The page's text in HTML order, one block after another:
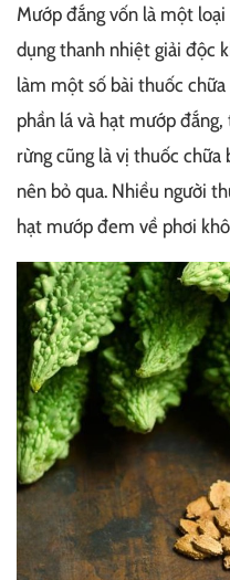
Mướp đắng vốn là một
dụng thanh nhiệt giải độc
làm một số bài thuốc
phần lá và hạt mướp
rừng cũng là vị thuốc
nên bỏ qua. Nhiều người
hạt mướp đem về phơi